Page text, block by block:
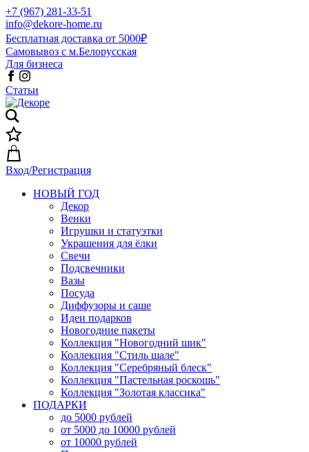
+7 (967) 281-33-51
info@dekore-home.ru
Бесплатная доставка от 5000₽
Самовывоз с м.Белорусская
Для бизнеса
Статьи
Вход/Регистрация
НОВЫЙ ГОД
Декор
Венки
Игрушки и статуэтки
Украшения для ёлки
Свечи
Подсвечники
Вазы
Посуда
Диффузоры и саше
Идеи подарков
Новогодние пакеты
Коллекция "Новогодний шик"
Коллекция "Стиль шале"
Коллекция "Серебряный блеск"
Коллекция "Пастельная роскошь"
Коллекция "Золотая классика"
ПОДАРКИ
до 5000 рублей
от 5000 до 10000 рублей
от 10000 рублей